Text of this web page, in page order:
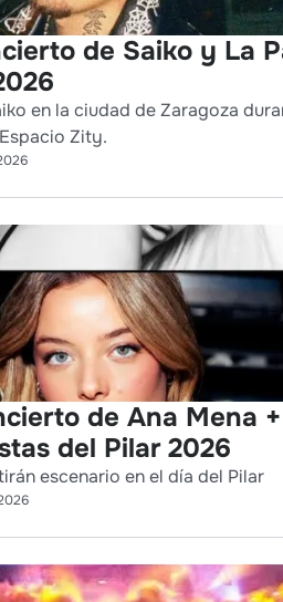
de Saiko y La
en la ciudad de Zaragoza
Zity.
de Ana Mena
del Pilar 2026
escenario en el día del Pilar